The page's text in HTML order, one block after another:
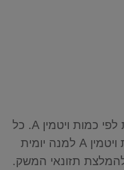
כמות הויטמינים לראש בקר מחושבת לפי כמות ויטמין A. כל
שאר הרכיבים נגזרים מנתון זה: כמות ויטמין A למנה יומית
להמלצת תזונאי המשק.